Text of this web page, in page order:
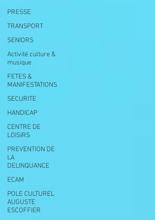
PRESSE
TRANSPORT
SENIORS
Activité culture &
musique
FETES &
MANIFESTATIONS
SECURITE
HANDICAP
CENTRE DE
LOISIRS
PREVENTION DE
LA
DELINQUANCE
ECAM
POLE CULTUREL
AUGUSTE
ESCOFFIER